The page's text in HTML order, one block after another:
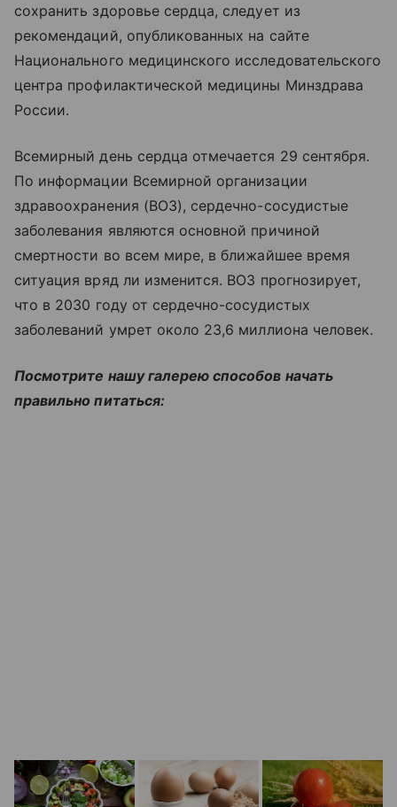
сохранить здоровье сердца, следует из
рекомендаций, опубликованных на сайте
Национального медицинского исследовательского
центра профилактической медицины Минздрава
России.
Всемирный день сердца отмечается 29 сентября.
По информации Всемирной организации
здравоохранения (ВОЗ), сердечно-сосудистые
заболевания являются основной причиной
смертности во всем мире, в ближайшее время
ситуация вряд ли изменится. ВОЗ прогнозирует,
что в 2030 году от сердечно-сосудистых
заболеваний умрет около 23,6 миллиона человек.
Посмотрите нашу галерею способов начать
правильно питаться: